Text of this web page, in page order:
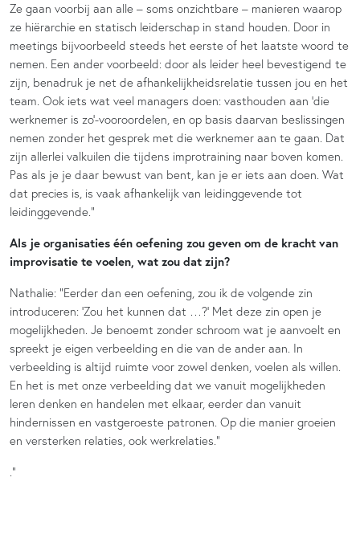
Ze gaan voorbij aan alle – soms onzichtbare – manieren waarop
ze hiërarchie en statisch leiderschap in stand houden. Door in
meetings bijvoorbeeld steeds het eerste of het laatste woord te
nemen. Een ander voorbeeld: door als leider heel bevestigend te
zijn, benadruk je net de afhankelijkheidsrelatie tussen jou en het
team. Ook iets wat veel managers doen: vasthouden aan ‘die
werknemer is zo’-vooroordelen, en op basis daarvan beslissingen
nemen zonder het gesprek met die werknemer aan te gaan. Dat
zijn allerlei valkuilen die tijdens improtraining naar boven komen.
Pas als je je daar bewust van bent, kan je er iets aan doen. Wat
dat precies is, is vaak afhankelijk van leidinggevende tot
leidinggevende.”
Als je organisaties één oefening zou geven om de kracht van
improvisatie te voelen, wat zou dat zijn?
Nathalie: “Eerder dan een oefening, zou ik de volgende zin
introduceren: ‘Zou het kunnen dat …?’ Met deze zin open je
mogelijkheden. Je benoemt zonder schroom wat je aanvoelt en
spreekt je eigen verbeelding en die van de ander aan. In
verbeelding is altijd ruimte voor zowel denken, voelen als willen.
En het is met onze verbeelding dat we vanuit mogelijkheden
leren denken en handelen met elkaar, eerder dan vanuit
hindernissen en vastgeroeste patronen. Op die manier groeien
en versterken relaties, ook werkrelaties.”
.”